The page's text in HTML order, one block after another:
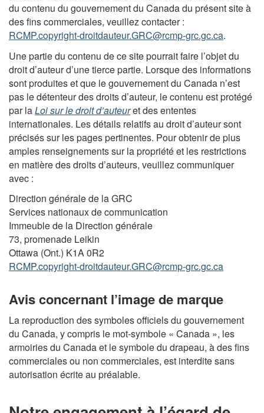
du contenu du gouvernement du Canada du présent site à
des fins commerciales, veuillez contacter :
RCMP.copyright-droitdauteur.GRC@rcmp-grc.gc.ca.
Une partie du contenu de ce site pourrait faire l’objet du
droit d’auteur d’une tierce partie. Lorsque des informations
sont produites et que le gouvernement du Canada n’est
pas le détenteur des droits d’auteur, le contenu est protégé
par laLoi sur le droit d’auteuret des ententes
internationales. Les détails relatifs au droit d’auteur sont
précisés sur les pages pertinentes. Pour obtenir de plus
amples renseignements sur la propriété et les restrictions
en matière des droits d’auteurs, veuillez communiquer
avec :
Direction générale de la GRC
Services nationaux de communication
Immeuble de la Direction générale
73, promenade Leikin
Ottawa (Ont.) K1A 0R2
RCMP.copyright-droitdauteur.GRC@rcmp-grc.gc.ca
Avis concernant l’image de marque
La reproduction des symboles officiels du gouvernement
du Canada, y compris le mot-symbole « Canada », les
armoiries du Canada et le symbole du drapeau, à des fins
commerciales ou non commerciales, est interdite sans
autorisation écrite au préalable.